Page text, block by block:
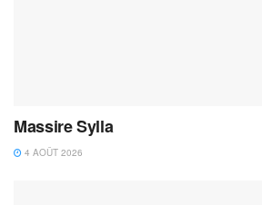
Massire Sylla
4 AOÛT 2026